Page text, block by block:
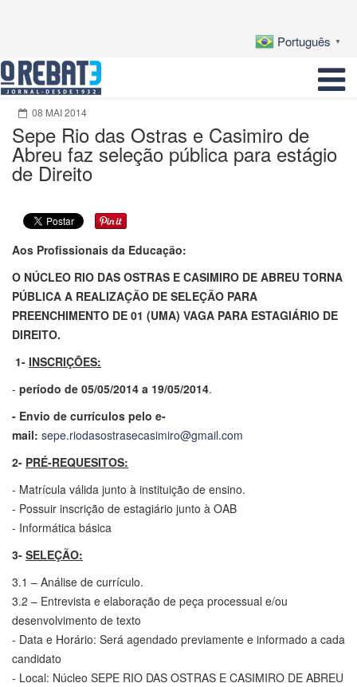
Português ▼
08 MAI 2014
Sepe Rio das Ostras e Casimiro de
Abreu faz seleção pública para estágio
de Direito
Aos Profissionais da Educação:
O NÚCLEO RIO DAS OSTRAS E CASIMIRO DE ABREU TORNA
PÚBLICA A REALIZAÇÃO DE SELEÇÃO PARA
PREENCHIMENTO DE 01 (UMA) VAGA PARA ESTAGIÁRIO DE
DIREITO.
1- INSCRIÇÕES:
- período de 05/05/2014 a 19/05/2014.
- Envio de currículos pelo e-
mail: sepe.riodasostrasecasimiro@gmail.com
2- PRÉ-REQUESITOS:
- Matrícula válida junto à instituição de ensino.
- Possuir inscrição de estagiário junto à OAB
- Informática básica
3- SELEÇÃO:
3.1 – Análise de currículo.
3.2 – Entrevista e elaboração de peça processual e/ou
desenvolvimento de texto
- Data e Horário: Será agendado previamente e informado a cada
candidato
- Local: Núcleo SEPE RIO DAS OSTRAS E CASIMIRO DE ABREU